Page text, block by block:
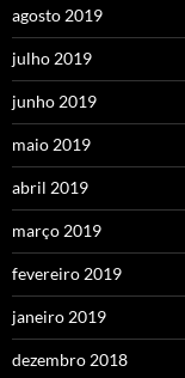
agosto 2019
julho 2019
junho 2019
maio 2019
abril 2019
março 2019
fevereiro 2019
janeiro 2019
dezembro 2018